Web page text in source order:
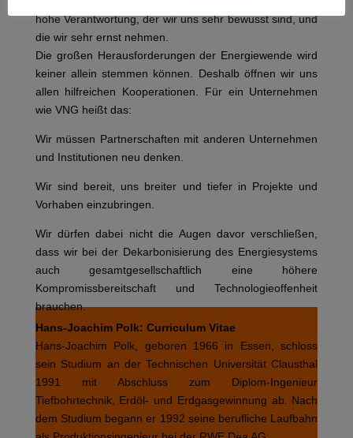
hohe Verantwortung, der wir uns sehr bewusst sind, und
die wir sehr ernst nehmen.
Die großen Herausforderungen der Energiewende wird
keiner allein stemmen können. Deshalb öffnen wir uns
allen hilfreichen Kooperationen. Für ein Unternehmen
wie VNG heißt das:
Wir müssen Partnerschaften mit anderen Unternehmen
und Institutionen neu denken.
Wir sind bereit, uns breiter und tiefer in Projekte und
Vorhaben einzubringen.
Wir dürfen dabei nicht die Augen davor verschließen,
dass wir bei der Dekarbonisierung des Energiesystems
auch gesamtgesellschaftlich eine höhere
Kompromissbereitschaft und Technologieoffenheit
brauchen.
Hans-Joachim Polk: Curriculum Vitae
Hans-Joachim Polk, geboren 1966 in Essen, schloss
sein Studium an der Technischen Universität Clausthal
1991 mit Abschluss zum Diplom-Ingenieur
Tiefbohrtechnik, Erdöl- und Erdgasgewinnung ab. Nach
dem Studium begann er 1992 seine berufliche Laufbahn